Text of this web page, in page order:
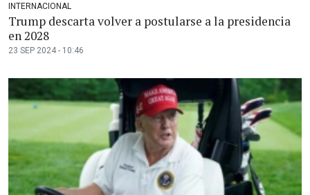
INTERNACIONAL
Trump descarta volver a postularse a la presidencia
en 2028
23 SEP 2024 - 10:46